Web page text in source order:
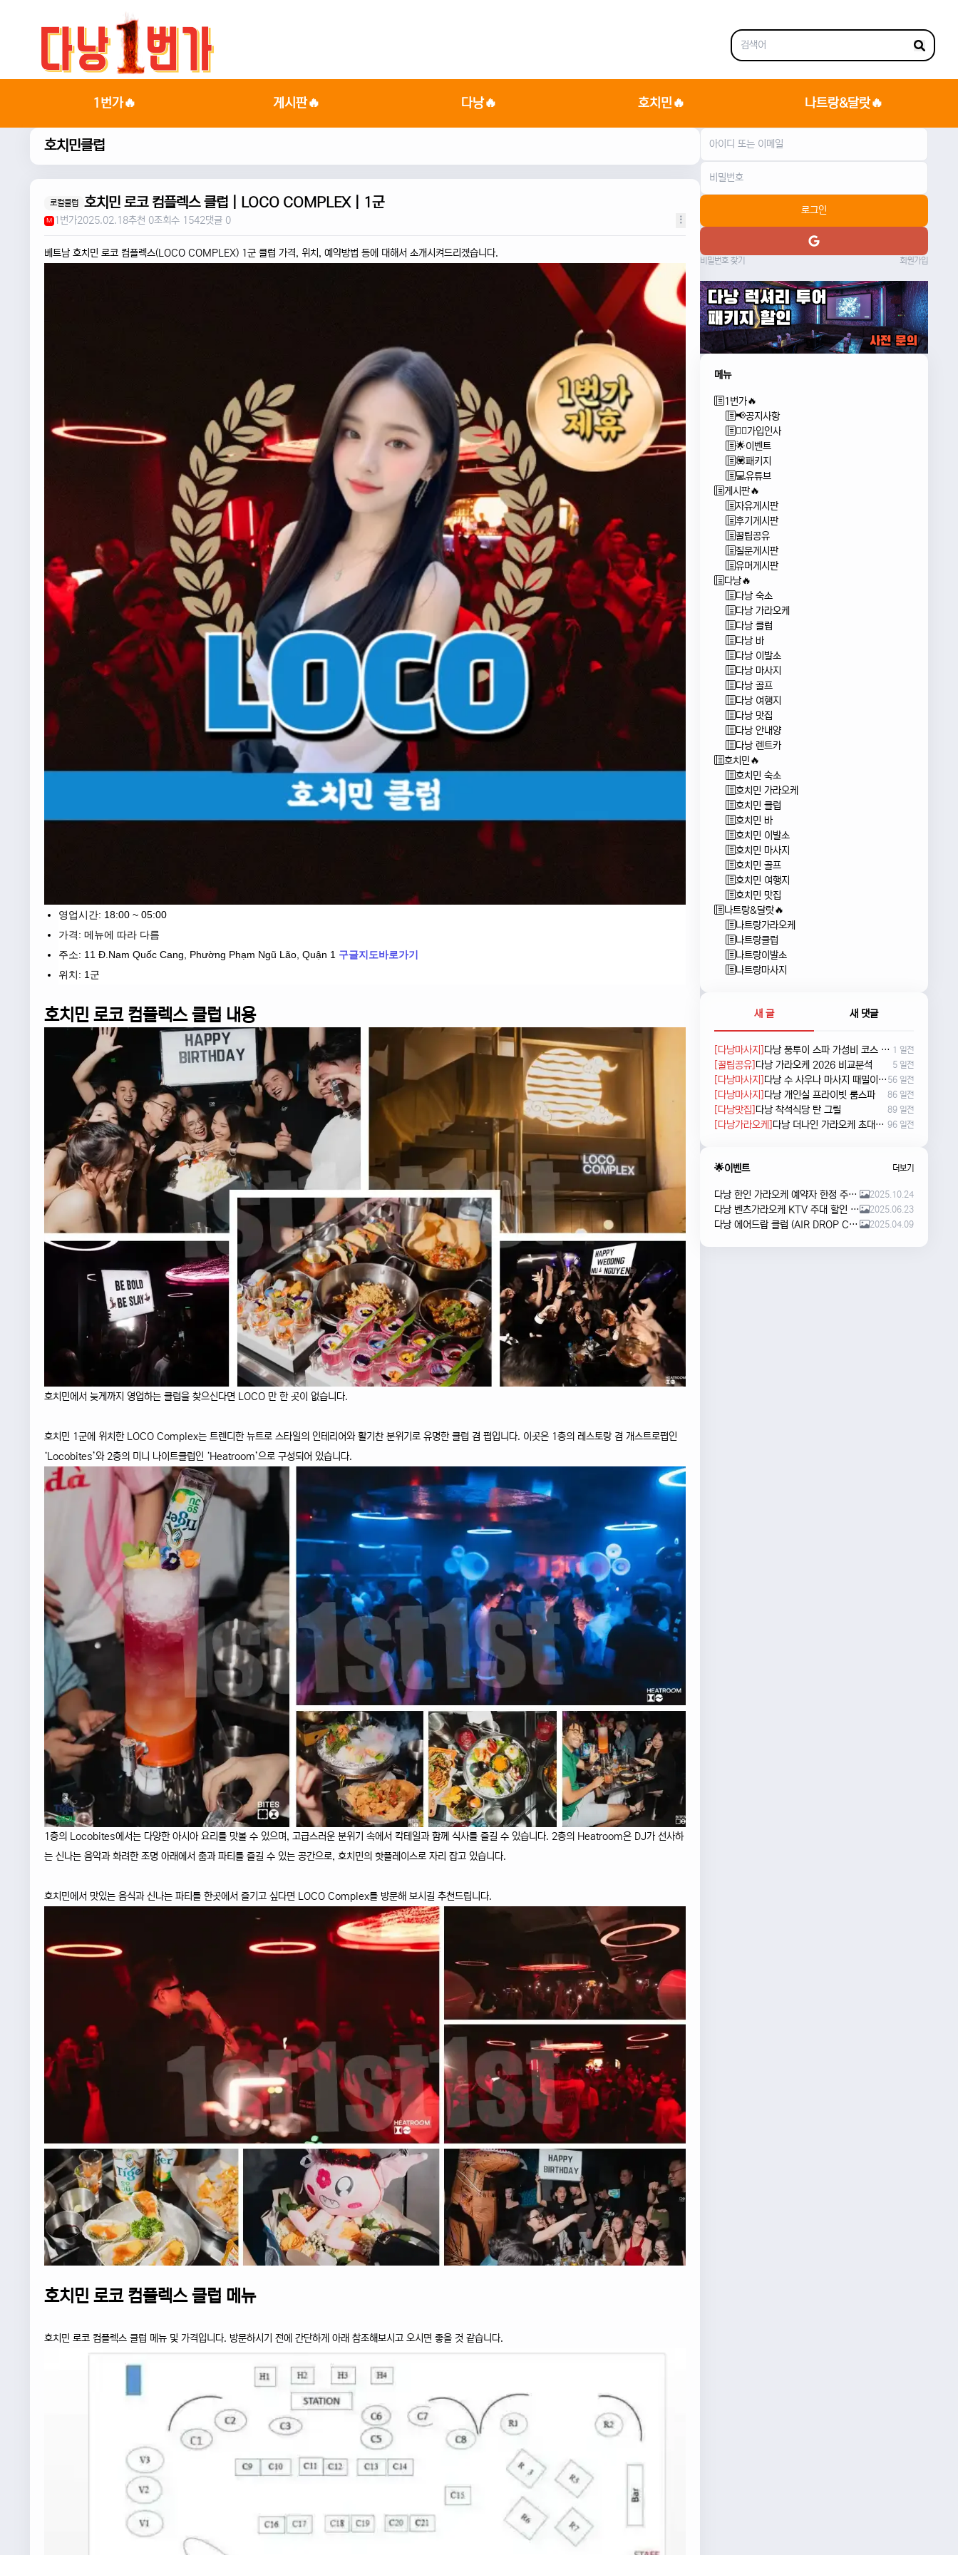
1번가🔥 게시판🔥 다낭🔥 호치민🔥 나트랑&달랏🔥
호치민클럽
로컬클럽 호치민 로코 컴플렉스 클럽 | LOCO COMPLEX | 1군
M 1번가2025.02.18추천 0조회수 1542댓글 0
베트남 호치민 로코 컴플렉스(LOCO COMPLEX) 1군 클럽 가격, 위치, 예약방법 등에 대해서 소개시켜드리겠습니다.
영업시간: 18:00 ~ 05:00
가격: 메뉴에 따라 다름
주소: 11 Đ.Nam Quốc Cang, Phường Phạm Ngũ Lão, Quận 1 구글지도바로가기
위치: 1군
호치민 로코 컴플렉스 클럽 내용
호치민에서 늦게까지 영업하는 클럽을 찾으신다면 LOCO 만 한 곳이 없습니다.
호치민 1군에 위치한 LOCO Complex는 트렌디한 뉴트로 스타일의 인테리어와 활기찬 분위기로 유명한 클럽 겸 펍입니다. 이곳은 1층의 레스토랑 겸 개스트로펍인
‘Locobites’와 2층의 미니 나이트클럽인 ‘Heatroom’으로 구성되어 있습니다.
1층의 Locobites에서는 다양한 아시아 요리를 맛볼 수 있으며, 고급스러운 분위기 속에서 칵테일과 함께 식사를 즐길 수 있습니다. 2층의 Heatroom은 DJ가 선사하
는 신나는 음악과 화려한 조명 아래에서 춤과 파티를 즐길 수 있는 공간으로, 호치민의 핫플레이스로 자리 잡고 있습니다.
호치민에서 맛있는 음식과 신나는 파티를 한곳에서 즐기고 싶다면 LOCO Complex를 방문해 보시길 추천드립니다.
호치민 로코 컴플렉스 클럽 메뉴
호치민 로코 컴플렉스 클럽 메뉴 및 가격입니다. 방문하시기 전에 간단하게 아래 참조해보시고 오시면 좋을 것 같습니다.
로그인
비밀번호 찾기 회원가입
메뉴
1번가🔥
📢공지사항
🙇‍♂️가입인사
🌟이벤트
💟패키지
💻유튜브
게시판🔥
자유게시판
후기게시판
꿀팁공유
질문게시판
유머게시판
다낭🔥
다낭 숙소
다낭 가라오케
다낭 클럽
다낭 바
다낭 이발소
다낭 마사지
다낭 골프
다낭 여행지
다낭 맛집
다낭 안내양
다낭 렌트카
호치민🔥
호치민 숙소
호치민 가라오케
호치민 클럽
호치민 바
호치민 이발소
호치민 마사지
호치민 골프
호치민 여행지
호치민 맛집
나트랑&달랏🔥
나트랑가라오케
나트랑클럽
나트랑이발소
나트랑마사지
새 글 새 댓글
[다낭마사지] 다낭 풍투이 스파 가성비 코스 새로 나왔네요 1 일전
[꿀팁공유] 다낭 가라오케 2026 비교분석 5 일전
[다낭마사지] 다낭 수 사우나 마사지 때밀이 및 누루 예약방법 56 일전
[다낭마사지] 다낭 개인실 프라이빗 룸스파 86 일전
[다낭맛집] 다낭 착석식당 탄 그릴 89 일전
[다낭가라오케] 다낭 더나인 가라오케 초대형 신상 karaoke 96 일전
🌟이벤트 더보기
다낭 한인 가라오케 예약자 한정 주류 이벤트 안내 2025.10.24
다낭 벤츠가라오케 KTV 주대 할인 해피아워 이벤트 2025.06.23
다낭 에어드랍 클럽 (AIR DROP CLUB) 오픈 이벤트!! 2025.04.09